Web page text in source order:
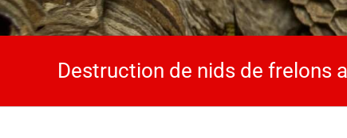
Destruction de nids de frelons